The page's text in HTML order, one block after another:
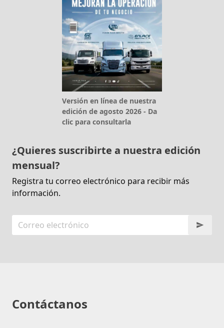
Versión en línea de nuestra
edición de agosto 2026 - Da
clic para consultarla
¿Quieres suscribirte a nuestra edición
mensual?
Registra tu correo electrónico para recibir más
información.
Contáctanos